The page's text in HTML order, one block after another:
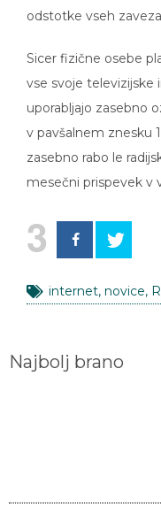
odstotke vseh
Sicer fizične osebe
vse svoje televizijske
uporabljajo zasebno
v pavšalnem znesku
zasebno rabo le
mesečni prispevek v
3
internet, novice,
Najbolj brano